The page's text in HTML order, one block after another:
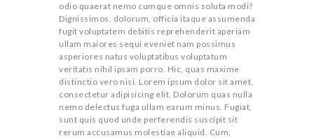
O
R
T
odio quaerat nemo cumque omnis soluta modi?
Dignissimos, dolorum, officia itaque assumenda
fugit voluptatem debitis reprehenderit aperiam
ullam maiores sequi eveniet nam possimus
asperiores natus voluptatibus voluptatum
veritatis nihil ipsam porro. Hic, quas maxime
distinctio vero nisi. Lorem ipsum dolor sit amet,
consectetur adipisicing elit. Dolorum quas nulla
nemo delectus fuga ullam earum minus. Fugiat,
sunt quis quod unde perferendis suscipit sit
rerum accusamus molestiae aliquid. Cum,